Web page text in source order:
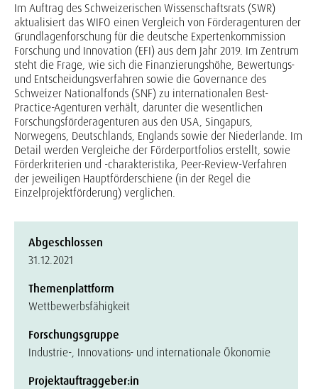
Im Auftrag des Schweizerischen Wissenschaftsrats (SWR)
aktualisiert das WIFO einen Vergleich von Förderagenturen der
Grundlagenforschung für die deutsche Expertenkommission
Forschung und Innovation (EFI) aus dem Jahr 2019. Im Zentrum
steht die Frage, wie sich die Finanzierungshöhe, Bewertungs-
und Entscheidungsverfahren sowie die Governance des
Schweizer Nationalfonds (SNF) zu internationalen Best-
Practice-Agenturen verhält, darunter die wesentlichen
Forschungsförderagenturen aus den USA, Singapurs,
Norwegens, Deutschlands, Englands sowie der Niederlande. Im
Detail werden Vergleiche der Förderportfolios erstellt, sowie
Förderkriterien und -charakteristika, Peer-Review-Verfahren
der jeweiligen Hauptförderschiene (in der Regel die
Einzelprojektförderung) verglichen.
Abgeschlossen
31.12.2021
Themenplattform
Wettbewerbsfähigkeit
Forschungsgruppe
Industrie-, Innovations- und internationale Ökonomie
Projektauftraggeber:in